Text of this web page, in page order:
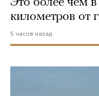
Это более чем
километров от
5 часов назад